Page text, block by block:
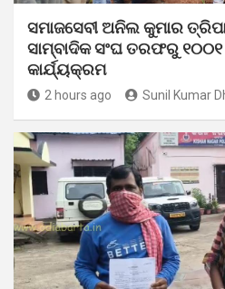
ସମାଜସେବୀ ଅନିଲ କୁମାର
ସାମ୍ବାଦିକ ସଂଘ ତରଫରୁ
କାର୍ଯ୍ୟକ୍ରମ
2 hours ago Sunil Kumar